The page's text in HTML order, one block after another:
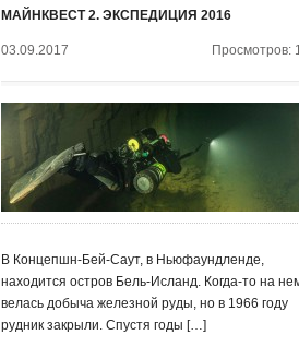
МАЙНКВЕСТ 2. ЭКСПЕДИЦИЯ 2016
03.09.2017 Просмотров:
В Концепшн-Бей-Саут, в Ньюфаундленде,
находится остров Бель-Исланд. Когда-то на
велась добыча железной руды, но в 1966 году
рудник закрыли. Спустя годы […]